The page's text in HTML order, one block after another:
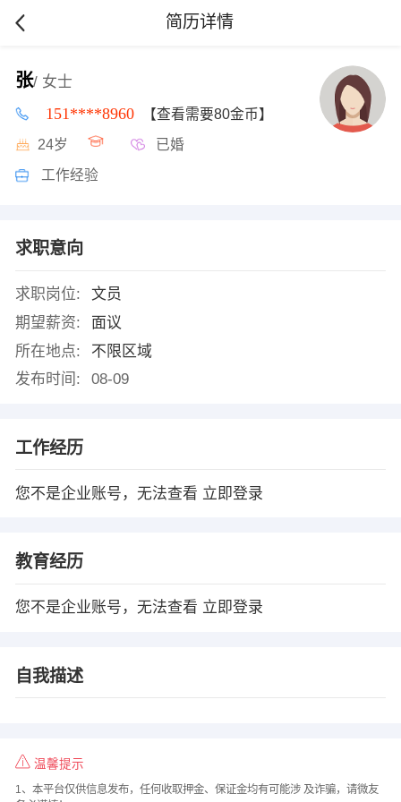
简历详情
张/ 女士
151****8960 【查看需要80金币】
24岁 已婚
工作经验
求职意向
求职岗位:
文员
期望薪资:
面议
所在地点:
不限区域
发布时间:
08-09
工作经历
您不是企业账号，无法查看 立即登录
教育经历
您不是企业账号，无法查看 立即登录
自我描述
温馨提示
1、本平台仅供信息发布，任何收取押金、保证金均有可能涉 及诈骗，请微友